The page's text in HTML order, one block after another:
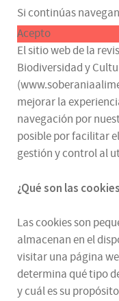
Si continúas
Acepto
El sitio web de la
Biodiversidad y
mejorar la
navegación por
posible por facilitar
gestión y control al
¿Qué son las
Las cookies son
almacenan en el
visitar una página
determina qué tipo
y cuál es su